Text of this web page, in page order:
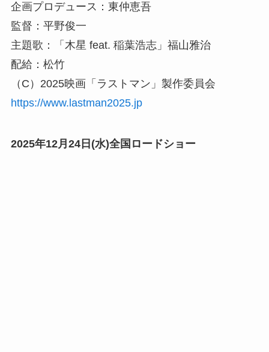
企画プロデュース：東仲恵吾
監督：平野俊一
主題歌：「木星 feat. 稲葉浩志」福山雅治
配給：松竹
（C）2025映画「ラストマン」製作委員会
https://www.lastman2025.jp
2025年12月24日(水)全国ロードショー